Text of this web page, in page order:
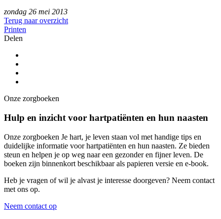
zondag 26 mei 2013
Terug naar overzicht
Printen
Delen
Onze zorgboeken
Hulp en inzicht voor hartpatiënten en hun naasten
Onze zorgboeken Je hart, je leven staan vol met handige tips en
duidelijke informatie voor hartpatiënten en hun naasten. Ze bieden
steun en helpen je op weg naar een gezonder en fijner leven. De
boeken zijn binnenkort beschikbaar als papieren versie en e-book.
Heb je vragen of wil je alvast je interesse doorgeven? Neem contact
met ons op.
Neem contact op